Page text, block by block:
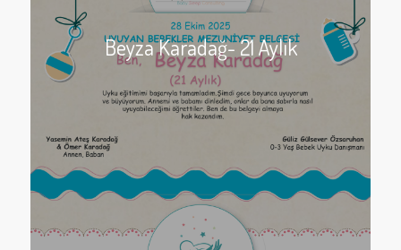
Beyza Karadağ- 21 Aylık